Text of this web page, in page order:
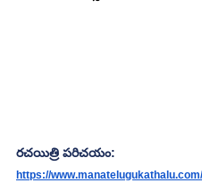
రచయిత్రి పరిచయం:
https://